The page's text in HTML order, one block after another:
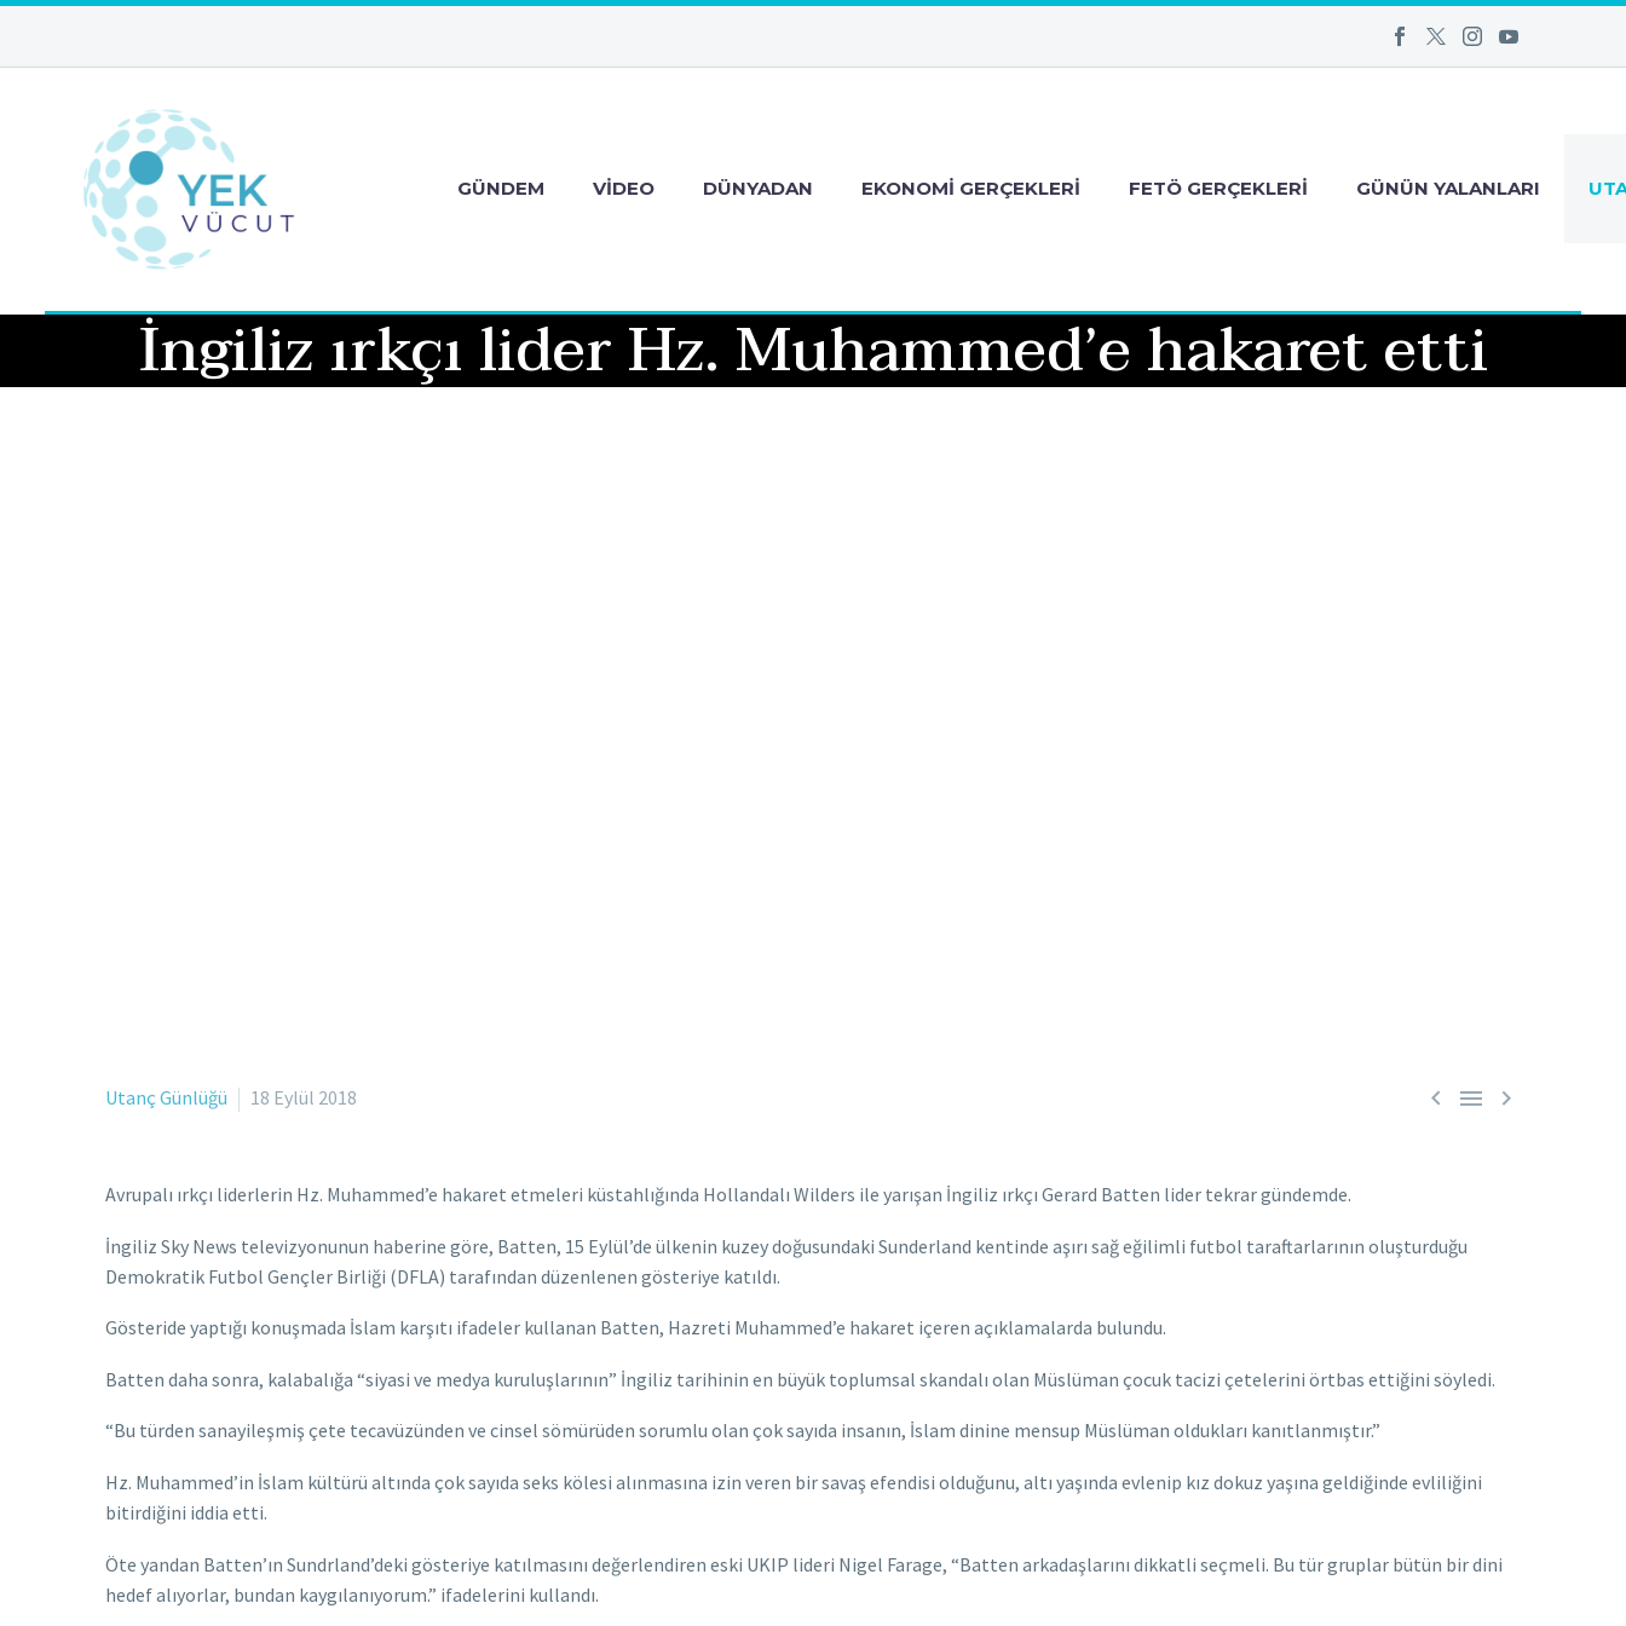
GÜNDEM VIDEO DÜNYADAN EKONOMI GERÇEKLERI FETÖ GERÇEKLERI GÜNÜN YALANLARI
İngiliz ırkçı lider Hz. Muhammed’e hakaret etti
  
Utanç Günlüğü 18 Eylül 2018
Avrupalı ırkçı liderlerin Hz. Muhammed’e hakaret etmeleri küstahlığında Hollandalı Wilders ile yarışan İngiliz ırkçı Gerard Batten lider tekrar gündemde.
İngiliz Sky News televizyonunun haberine göre, Batten, 15 Eylül’de ülkenin kuzey doğusundaki Sunderland kentinde aşırı sağ eğilimli futbol taraftarlarının oluşturduğu
Demokratik Futbol Gençler Birliği (DFLA) tarafından düzenlenen gösteriye katıldı.
Gösteride yaptığı konuşmada İslam karşıtı ifadeler kullanan Batten, Hazreti Muhammed’e hakaret içeren açıklamalarda bulundu.
Batten daha sonra, kalabalığa “siyasi ve medya kuruluşlarının” İngiliz tarihinin en büyük toplumsal skandalı olan Müslüman çocuk tacizi çetelerini örtbas ettiğini söyledi.
“Bu türden sanayileşmiş çete tecavüzünden ve cinsel sömürüden sorumlu olan çok sayıda insanın, İslam dinine mensup Müslüman oldukları kanıtlanmıştır.”
Hz. Muhammed’in İslam kültürü altında çok sayıda seks kölesi alınmasına izin veren bir savaş efendisi olduğunu, altı yaşında evlenip kız dokuz yaşına geldiğinde evliliğini
bitirdiğini iddia etti.
Öte yandan Batten’ın Sundrland’deki gösteriye katılmasını değerlendiren eski UKIP lideri Nigel Farage, “Batten arkadaşlarını dikkatli seçmeli. Bu tür gruplar bütün bir dini
hedef alıyorlar, bundan kaygılanıyorum.” ifadelerini kullandı.